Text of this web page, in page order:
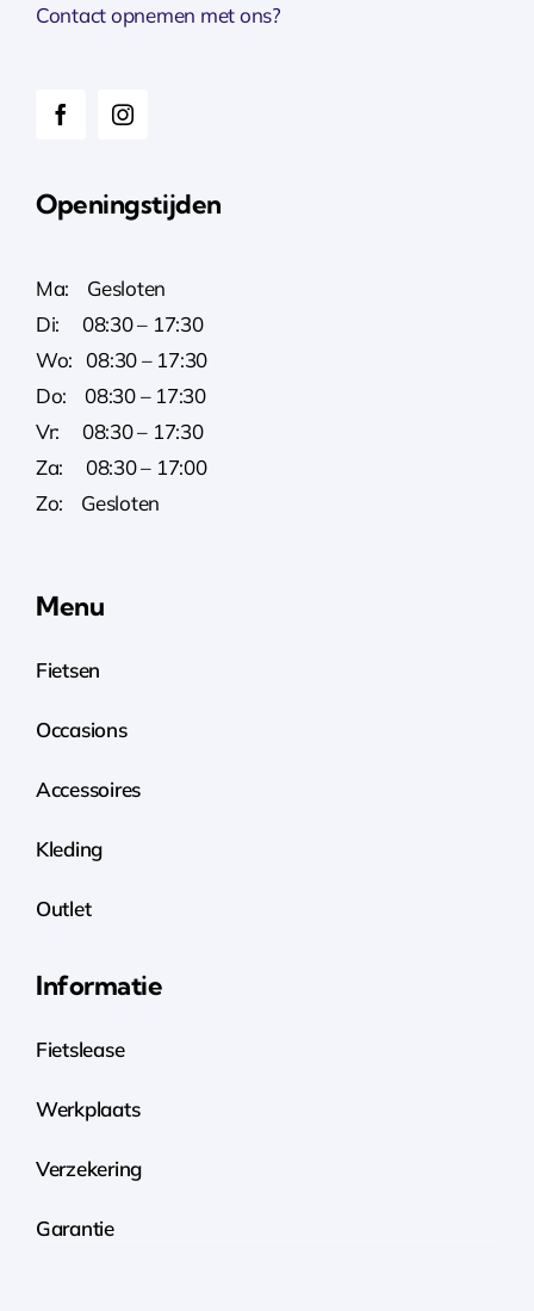
Contact opnemen met ons?
Openingstijden
Ma: Gesloten
Di: 08:30 – 17:30
Wo: 08:30 – 17:30
Do: 08:30 – 17:30
Vr: 08:30 – 17:30
Za: 08:30 – 17:00
Zo: Gesloten
Menu
Fietsen
Occasions
Accessoires
Kleding
Outlet
Informatie
Fietslease
Werkplaats
Verzekering
Garantie